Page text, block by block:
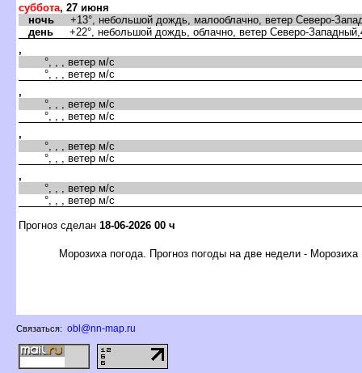
суббота, 27 июня
ночь +13°, небольшой дождь, малооблачно, ветер Северо-
день +22°, небольшой дождь, облачно, ветер Северо-
,
°, , , ветер м/с
°, , , ветер м/с
,
°, , , ветер м/с
°, , , ветер м/с
,
°, , , ветер м/с
°, , , ветер м/с
,
°, , , ветер м/с
°, , , ветер м/с
Прогноз сделан 18-06-2026 00 ч
Морозиха погода. Прогноз погоды на две недели - Морозиха
Связаться: obl@nn-map.ru